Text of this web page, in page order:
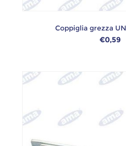
Coppiglia grezza
€0,59